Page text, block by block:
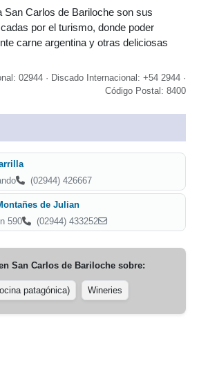
San Carlos de Bariloche son sus
por el turismo, donde poder
carne argentina y otras deliciosas
02944 · Discado Internacional: +54 2944 ·
Código Postal: 8400
(02944) 426667
de Julian
590
(02944) 433252
San Carlos de Bariloche sobre:
patagónica) Wineries